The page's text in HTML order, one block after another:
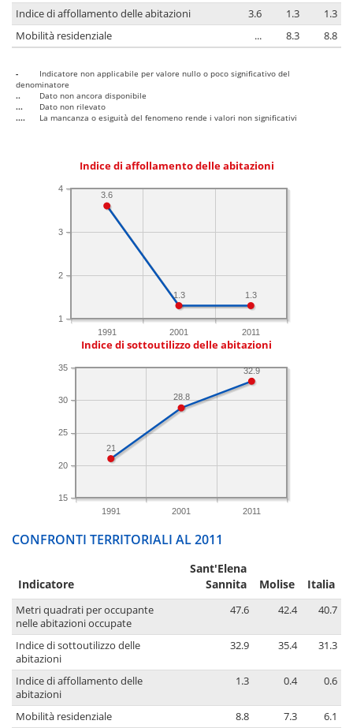
Indice di affollamento delle abitazioni
3.6 1.3
1.3
Mobilità residenziale
... 8.3 8.8
-
Indicatore non applicabile per valore nullo o poco significativo del
denominatore
..
Dato non ancora disponibile
...
Dato non rilevato
....
La mancanza o esiguità del fenomeno rende i valori non significativi
Indice di affollamento delle abitazioni
1991 2001 2011
1
2
3
4
1.3
1.3
3.6
Indice di sottoutilizzo delle abitazioni
1991 2001 2011
15
20
25
30
35 32.9
28.8
21
CONFRONTI TERRITORIALI AL 2011
Indicatore
Sant'Elena
Sannita
Molise Italia
Metri quadrati per occupante
nelle abitazioni occupate
47.6 42.4 40.7
Indice di sottoutilizzo delle
abitazioni
32.9 35.4 31.3
Indice di affollamento delle
abitazioni
1.3 0.4 0.6
Mobilità residenziale 8.8 7.3 6.1